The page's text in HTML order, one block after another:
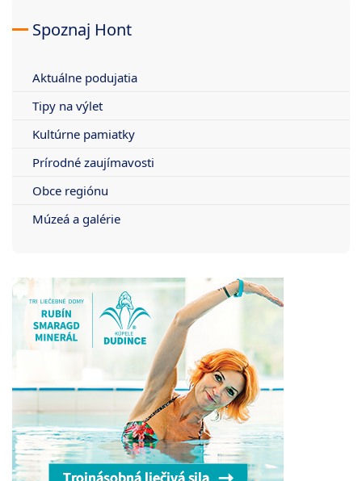
Spoznaj Hont
Aktuálne podujatia
Tipy na výlet
Kultúrne pamiatky
Prírodné zaujímavosti
Obce regiónu
Múzeá a galérie